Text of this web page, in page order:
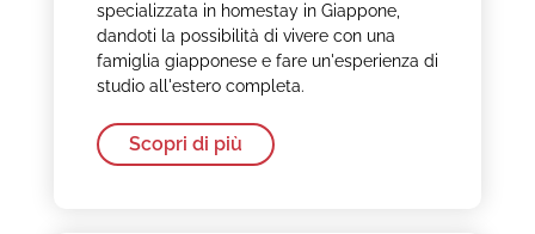
specializzata in homestay in Giappone,
dandoti la possibilità di vivere con una
famiglia giapponese e fare un'esperienza di
studio all'estero completa.
Scopri di più